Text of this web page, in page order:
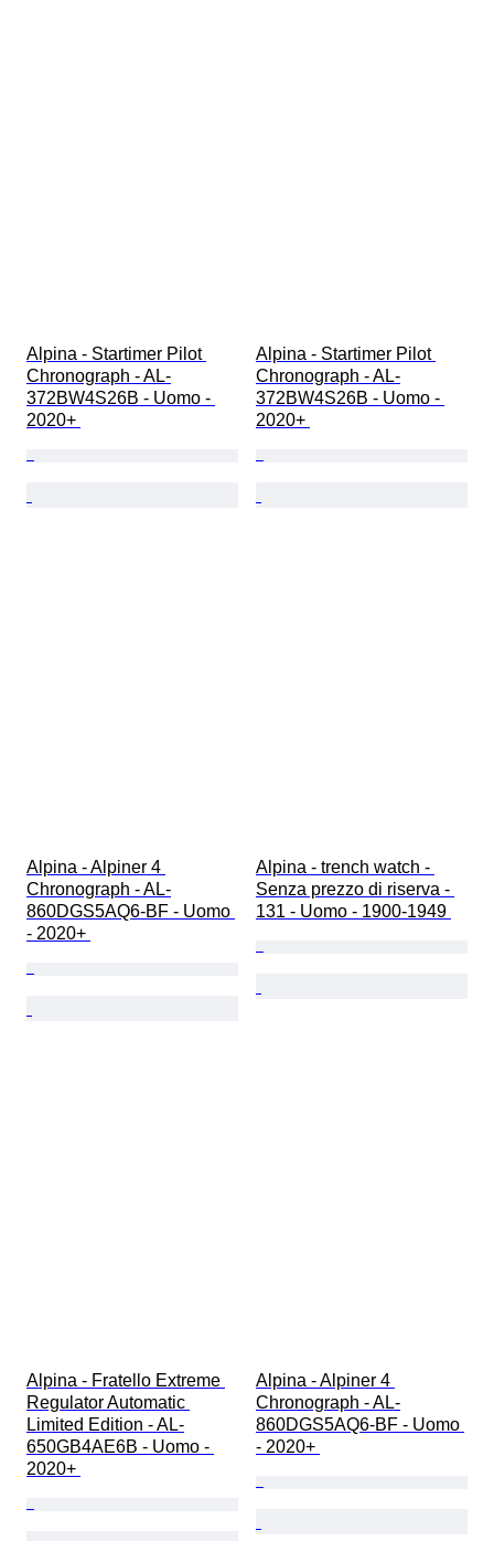
Alpina - Startimer Pilot
Chronograph - AL-
372BW4S26B - Uomo -
2020+
Alpina - Startimer Pilot
Chronograph - AL-
372BW4S26B - Uomo -
2020+
Alpina - Alpiner 4
Chronograph - AL-
860DGS5AQ6-BF - Uomo
- 2020+
Alpina - trench watch -
Senza prezzo di riserva -
131 - Uomo - 1900-1949
Alpina - Fratello Extreme
Regulator Automatic
Limited Edition - AL-
650GB4AE6B - Uomo -
2020+
Alpina - Alpiner 4
Chronograph - AL-
860DGS5AQ6-BF - Uomo
- 2020+